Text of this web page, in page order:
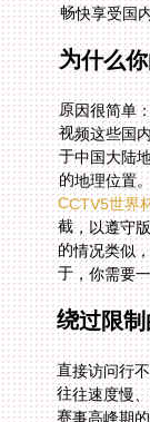
畅快享受国
为什么
原因很简单
视频这些国
于中国大陆
的地理位置
CCTV5世界
于，你需要
绕过限
直接访问行
往往速度慢
赛事高峰期
海外华人设
帮你快速、
绝不仅仅是“